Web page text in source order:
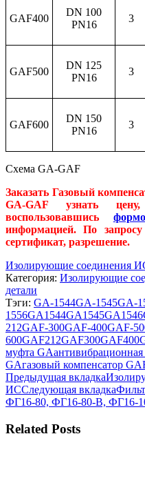
GAF400
DN 100
PN16
3
GAF500
DN 125
PN16
3
GAF600
DN 150
PN16
3
Схема GA-GAF
Заказать Газовый
GA-GAF узнать
воспользовавшись
информацией. По запросу
сертификат, разрешение.
Изолирующие соединения
Категория: Изолирующие
детали
Тэги: GA-1544GA-1545GA-
1556GA1544GA1545GA1546
212GAF-300GAF-400GAF-
600GAF212GAF300GAF400
муфта GA
GAгазовый компенсатор
Навигация
по
Предыдущая вкладка
вкладка
ИССледующая вкладка
ФГ16-80, ФГ16-80-В, ФГ16-
Related Posts